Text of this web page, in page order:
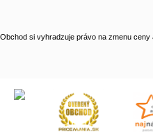
Obchod si vyhradzuje právo na zmenu